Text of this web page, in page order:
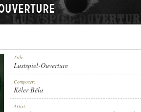
Title
Lustspiel-Ouverture
Composer:
Kéler Béla
Artist: